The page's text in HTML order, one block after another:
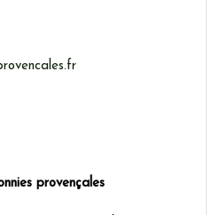
provençales